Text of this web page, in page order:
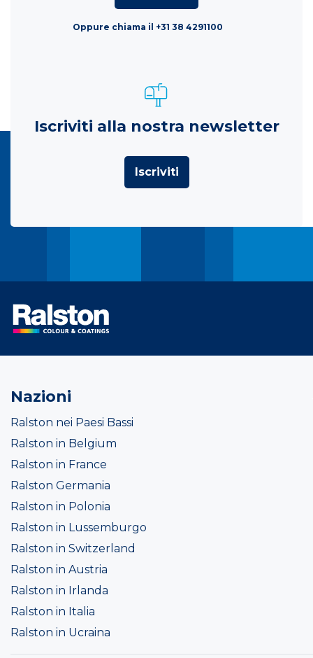
Oppure chiama il +31 38 4291100
Iscriviti alla nostra newsletter
Iscriviti
Nazioni
Ralston nei Paesi Bassi
Ralston in Belgium
Ralston in France
Ralston Germania
Ralston in Polonia
Ralston in Lussemburgo
Ralston in Switzerland
Ralston in Austria
Ralston in Irlanda
Ralston in Italia
Ralston in Ucraina